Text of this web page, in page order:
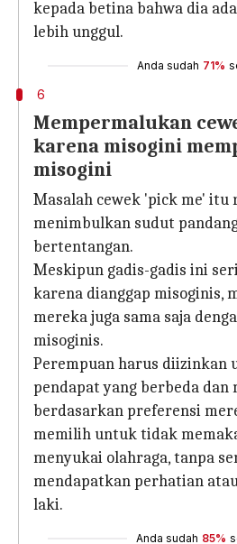
kepada betina bahwa dia
lebih unggul.
Anda sudah 71%
6
Mempermalukan
karena misogini
misogini
Masalah cewek 'pick me' itu
menimbulkan sudut
bertentangan.
Meskipun gadis-gadis ini
karena dianggap misoginis,
mereka juga sama saja
misoginis.
Perempuan harus diizinkan
pendapat yang berbeda
berdasarkan preferensi
memilih untuk tidak
menyukai olahraga, tanpa
mendapatkan perhatian
laki.
Anda sudah 85%